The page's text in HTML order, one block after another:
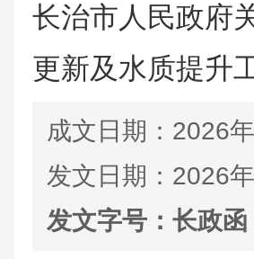
长治市人民政府
更新及水质提升
成文日期： 2026
发文日期： 2026
发文字号： 长政